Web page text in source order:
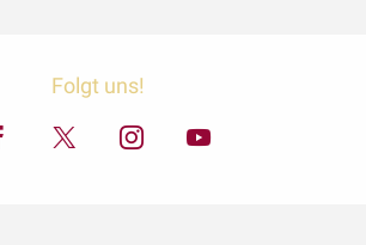
Folgt uns!